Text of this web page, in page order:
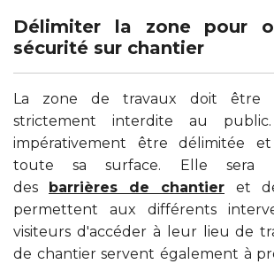
Délimiter la zone pour
sécurité sur chantier
La zone de travaux doit être
strictement interdite au
impérativement être délimitée
toute sa surface. Elle sera
des
barrières de chantier
et
permettent aux différents
visiteurs d'accéder à leur lieu de
de chantier servent également à